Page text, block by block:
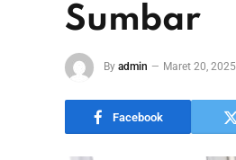
Sumbar
By admin Maret 20, 2025
Facebook